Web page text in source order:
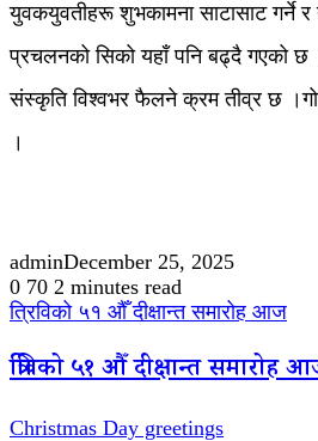
युवकयुवतीहरू शुभकामना साटासाट गर्ने र
प्रचलनको सिको यहाँ पनि बढ्दै गएको छ
संस्कृति विश्वभर फैलने क्रम तीव्र छ
।
adminDecember 25, 2025
0 70 2 minutes read
त्रिविको ५१ औँ दीक्षान्त समारोह आज
त्रिविको ५१ औँ दीक्षान्त समारोह
Christmas Day greetings